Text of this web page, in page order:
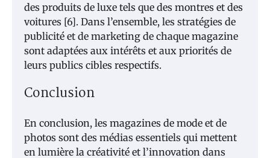
des produits de luxe tels que des montres et des
voitures [6]. Dans l’ensemble, les stratégies de
publicité et de marketing de chaque magazine
sont adaptées aux intérêts et aux priorités de
leurs publics cibles respectifs.
Conclusion
En conclusion, les magazines de mode et de
photos sont des médias essentiels qui mettent
en lumière la créativité et l’innovation dans